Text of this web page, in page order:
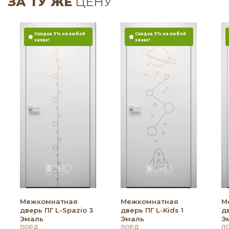
Скидка 3% на любой
заказ!
Межкомнатная
дверь ПГ L-Spazio 3
Эмаль
ЛОРД
Скидка 3% на любой
заказ!
Межкомнатная
дверь ПГ L-Kids 1
Эмаль
ЛОРД